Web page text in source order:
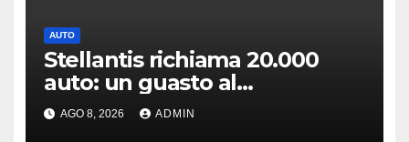
AUTO
Stellantis richiama 20.000
auto: un guasto al
servosterzo potrebbe
provocare un incendio
AGO 8, 2026 ADMIN